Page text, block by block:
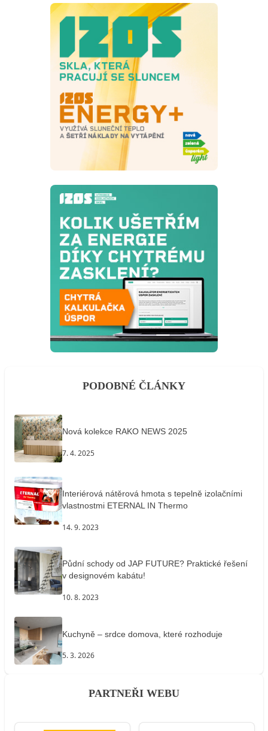
PODOBNÉ ČLÁNKY
Nová kolekce RAKO NEWS 2025
7. 4. 2025
Interiérová nátěrová hmota s tepelně izolačními
vlastnostmi ETERNAL IN Thermo
14. 9. 2023
Půdní schody od JAP FUTURE? Praktické řešení
v designovém kabátu!
10. 8. 2023
Kuchyně – srdce domova, které rozhoduje
5. 3. 2026
PARTNEŘI WEBU